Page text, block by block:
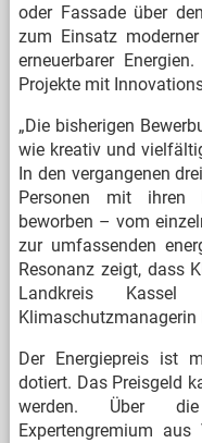
oder Fassade über
zum Einsatz
erneuerbarer
Projekte mit
„Die bisherigen
wie kreativ und
In den vergangenen
Personen mit ihren
beworben – vom
zur umfassenden
Resonanz zeigt, dass
Landkreis
Klimaschutzmanagerin
Der Energiepreis ist
dotiert. Das Preisgeld
werden. Über
Expertengremium